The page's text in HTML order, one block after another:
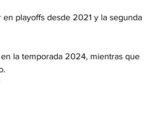
playoffs desde 2021 y la segunda
la temporada 2024, mientras que